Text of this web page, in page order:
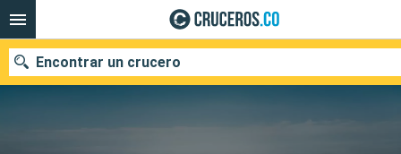
Encontrar un crucero